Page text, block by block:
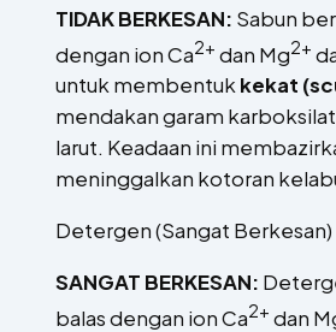
TIDAK BERKESAN: Sabun
dengan ion Ca2+ dan Mg2+
untuk membentukkekat
mendakan garam
larut. Keadaan ini
meninggalkan kotoran
Detergen (Sangat Berkesan)
SANGAT BERKESAN:
balas dengan ion Ca2+ dan